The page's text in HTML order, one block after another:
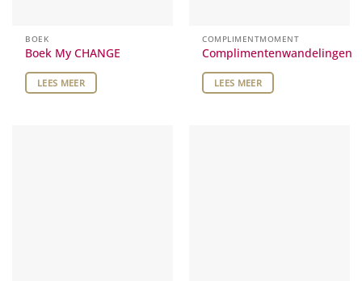
BOEK
Boek My CHANGE
LEES MEER
COMPLIMENTMOMENT
Complimentenwandelingen
LEES MEER